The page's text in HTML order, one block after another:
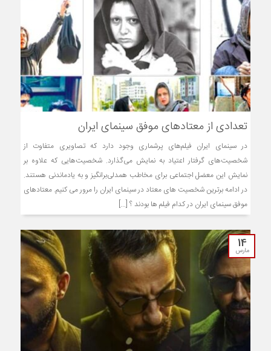
تعدادی از معتادهای موفق سینمای ایران
در سینمای ایران فیلم‌های پرشماری وجود دارد که تصاویری متفاوت از
شخصیت‌های گرفتار اعتیاد به نمایش می‌گذارد. شخصیت‌هایی که علاوه بر
نمایش این معضل اجتماعی برای مخاطب همدلی‌برانگیز و به یادماندنی هستند.
در ادامه برترین شخصیت های معتاد در سینمای ایران را مرور می کنیم. معتادهای
موفق سینمای ایران در کدام فیلم ها بودند ؟ [...]
14
مارس